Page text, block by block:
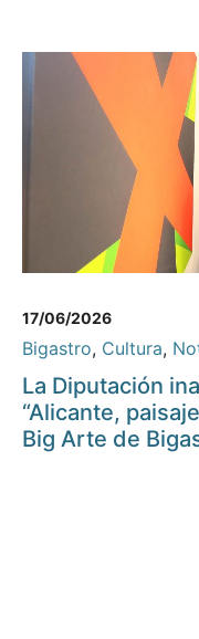
17/06/2026
Bigastro, Cultura,
La Diputación
“Alicante,
Big Arte de